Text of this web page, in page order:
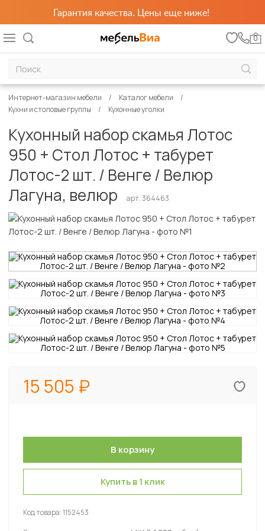
Гарантия качества. Цены еще ниже!
0
Интернет-магазин мебели
Каталог мебели
Кухни и столовые группы
Кухонные уголки
Кухонный набор скамья Лотос
950 + Стол Лотос + табурет
Лотос-2 шт. / Венге / Велюр
Лагуна, велюр
арт. 364463
15 505
Купить в 1 клик
Код товара:1152453